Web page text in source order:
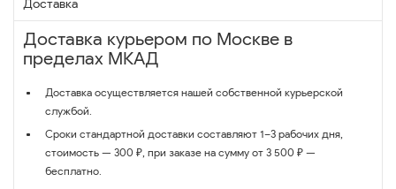
Доставка
Доставка курьером по Москве в
пределах МКАД
Доставка осуществляется нашей собственной курьерской
службой.
Сроки стандартной доставки составляют 1–3 рабочих дня,
стоимость — 300 ₽, при заказе на сумму от 3 500 ₽ —
бесплатно.